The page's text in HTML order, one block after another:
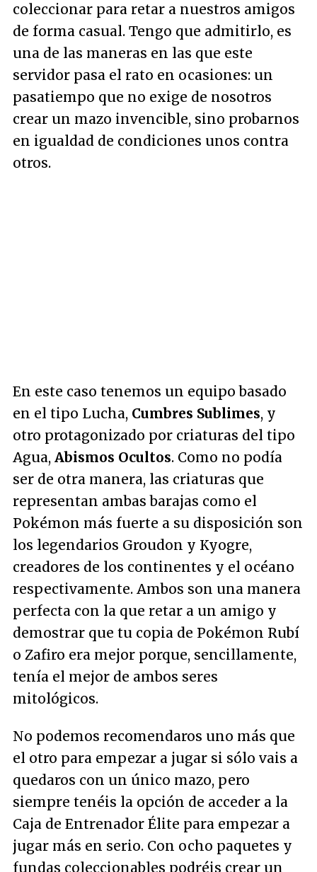
coleccionar para retar a nuestros amigos
de forma casual. Tengo que admitirlo, es
una de las maneras en las que este
servidor pasa el rato en ocasiones: un
pasatiempo que no exige de nosotros
crear un mazo invencible, sino probarnos
en igualdad de condiciones unos contra
otros.
En este caso tenemos un equipo basado
en el tipo Lucha, Cumbres Sublimes, y
otro protagonizado por criaturas del tipo
Agua, Abismos Ocultos. Como no podía
ser de otra manera, las criaturas que
representan ambas barajas como el
Pokémon más fuerte a su disposición son
los legendarios Groudon y Kyogre,
creadores de los continentes y el océano
respectivamente. Ambos son una manera
perfecta con la que retar a un amigo y
demostrar que tu copia de Pokémon Rubí
o Zafiro era mejor porque, sencillamente,
tenía el mejor de ambos seres
mitológicos.
No podemos recomendaros uno más que
el otro para empezar a jugar si sólo vais a
quedaros con un único mazo, pero
siempre tenéis la opción de acceder a la
Caja de Entrenador Élite para empezar a
jugar más en serio. Con ocho paquetes y
fundas coleccionables podréis crear un